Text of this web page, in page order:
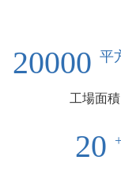
20000
工場面積
20